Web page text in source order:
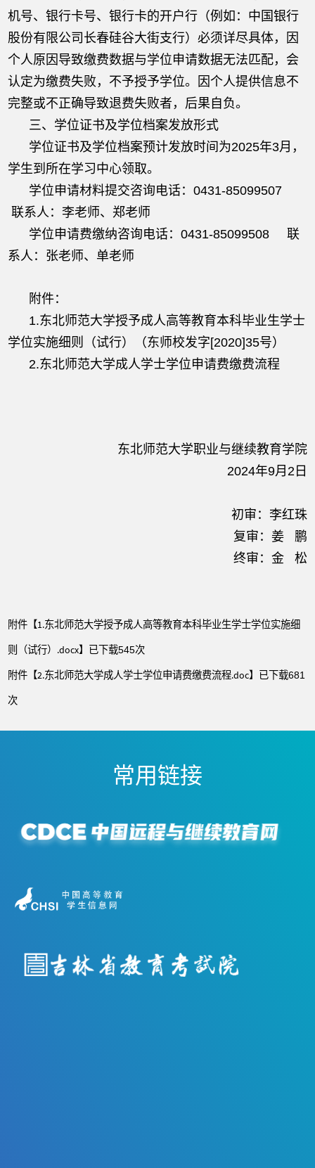
机号、银行卡号、银行卡的开户行（例如：中国银行
股份有限公司长春硅谷大街支行）必须详尽具体，因
个人原因导致缴费数据与学位申请数据无法匹配，会
认定为缴费失败，不予授予学位。因个人提供信息不
完整或不正确导致退费失败者，后果自负。
三、学位证书及学位档案发放形式
学位证书及学位档案预计发放时间为2025年3月，
学生到所在学习中心领取。
学位申请材料提交咨询电话：0431-85099507
联系人：李老师、郑老师
学位申请费缴纳咨询电话：0431-85099508 联
系人：张老师、单老师
附件：
1.东北师范大学授予成人高等教育本科毕业生学士
学位实施细则（试行）（东师校发字[2020]35号）
2.东北师范大学成人学士学位申请费缴费流程
东北师范大学职业与继续教育学院
2024年9月2日
初审：李红珠
复审：姜 鹏
终审：金 松
附件【1.东北师范大学授予成人高等教育本科毕业生学士学位实施细
则（试行）.docx】已下载545次
附件【2.东北师范大学成人学士学位申请费缴费流程.doc】已下载681
次
常用链接